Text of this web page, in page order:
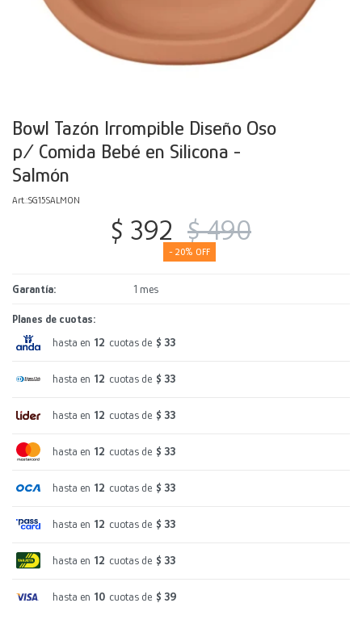
Bowl Tazón Irrompible Diseño Oso
p/ Comida Bebé en Silicona -
Salmón
SG15SALMON
$ 392 $ 490
20
Garantía 1 mes
Planes de cuotas:
hasta en 12 cuotas de $ 33
hasta en 12 cuotas de $ 33
hasta en 12 cuotas de $ 33
hasta en 12 cuotas de $ 33
hasta en 12 cuotas de $ 33
hasta en 12 cuotas de $ 33
hasta en 12 cuotas de $ 33
hasta en 10 cuotas de $ 39
Mesas
Calefactores
Acolchados y Frazadas
Decoración
Accesorios